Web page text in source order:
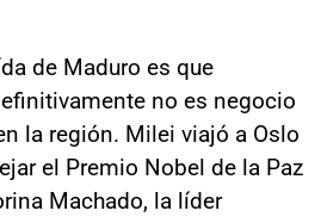
de Maduro es que
no es negocio
la región. Milei viajó a Oslo
el Premio Nobel de la Paz
Machado, la líder